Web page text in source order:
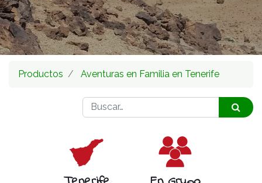
Productos Aventuras en Familia en Tenerife